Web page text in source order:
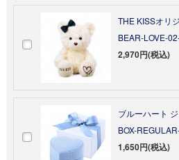
THE KISSオリ
BEAR-LOVE-
2,970円(税込)
ブルーハート
BOX-
1,650円(税込)